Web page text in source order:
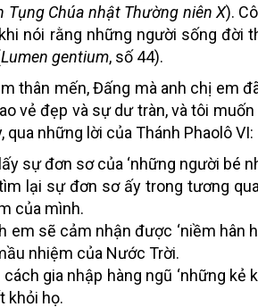
Tụng Chúa nhật Thường niên X).
nói rằng những người sống đời
Lumen gentium, số 44).
thân mến, Đấng mà anh chị em
vẻ đẹp và sự dư tràn, và tôi
qua những lời của Thánh Phaolô VI:
sự đơn sơ của ‘những người bé
lại sự đơn sơ ấy trong tương
của mình.
em sẽ cảm nhận được ‘niềm hân
nhiệm của Nước Trời.
gia nhập hàng ngũ ‘những kẻ
khỏi họ.